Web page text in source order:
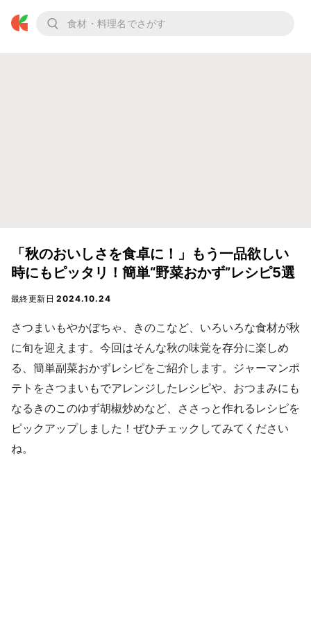
「秋のおいしさを食卓に！」もう一品欲しい
時にもピッタリ！簡単“野菜おかず”レシピ5選
最終更新日2024.10.24
さつまいもやかぼちゃ、きのこなど、いろいろな食材が秋
に旬を迎えます。今回はそんな秋の味覚を存分に楽しめ
る、簡単副菜おかずレシピをご紹介します。ジャーマンポ
テトをさつまいもでアレンジしたレシピや、おつまみにも
なるきのこのゆず胡椒炒めなど、ささっと作れるレシピを
ピックアップしました！ぜひチェックしてみてください
ね。